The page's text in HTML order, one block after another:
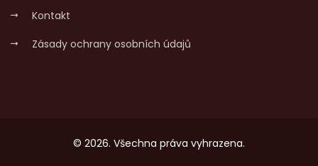
Kontakt
Zásady ochrany osobních údajů
© 2026. Všechna práva vyhrazena.